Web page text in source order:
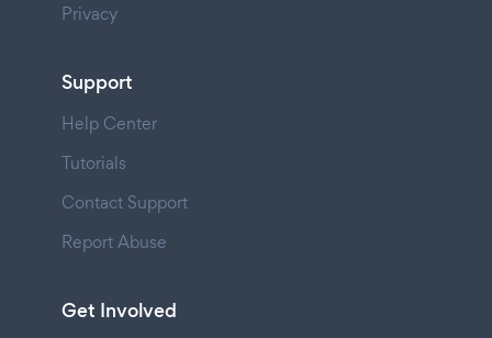
Privacy
Support
Help Center
Tutorials
Contact Support
Report Abuse
Get Involved